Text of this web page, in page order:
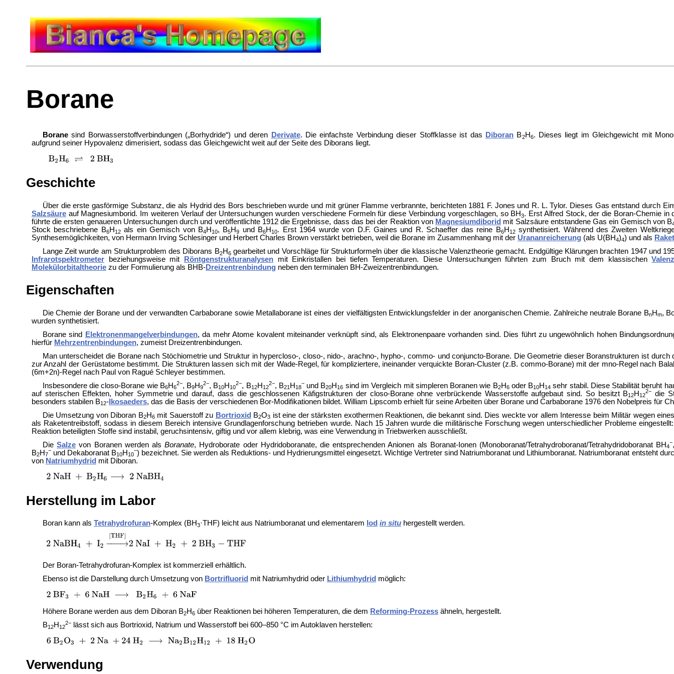
Borane
Boranesind Borwasserstoffverbindungen („Borhydride“) und deren Derivate. Die einfachste Verbindung dieser Stoffklasse ist das Diboran B2H6. Dieses liegt im Gleichgewicht mit
aufgrund seiner Hypovalenz dimerisiert, sodass das Gleichgewicht weit auf der Seite des Diborans liegt.
Geschichte
Über die erste gasförmige Substanz, die als Hydrid des Bors beschrieben wurde und mit grüner Flamme verbrannte, berichteten 1881 F. Jones und R. L. Tylor. Dieses Gas entstand durch
Salzsäureauf Magnesiumborid. Im weiteren Verlauf der Untersuchungen wurden verschiedene Formeln für diese Verbindung vorgeschlagen, so BH3. Erst Alfred Stock, der die Boran-Chemie in
führte die ersten genaueren Untersuchungen durch und veröffentlichte 1912 die Ergebnisse, dass das bei der Reaktion von Magnesiumdiborid mit Salzsäure entstandene Gas ein Gemisch von B
Stock beschriebene B6H 12als ein Gemisch von B4H 10, B5H9 und B6H 10. Erst 1964 wurde von D.F. Gaines und R. Schaeffer das reine B6H 12synthetisiert. Während des Zweiten
Synthesemöglichkeiten, von Hermann Irving Schlesinger und Herbert Charles Brown verstärkt betrieben, weil die Borane im Zusammenhang mit der Urananreicherung(als U(BH4)4) und als
Lange Zeit wurde am Strukturproblem des Diborans B2H6gearbeitet und Vorschläge für Strukturformeln über die klassische Valenztheorie gemacht. Endgültige Klärungen brachten 1947 und
Infrarotspektrometerbeziehungsweise mit Röntgenstrukturanalysenmit Einkristallen bei tiefen Temperaturen. Diese Untersuchungen führten zum Bruch mit dem klassischen
Molekülorbitaltheoriezu der Formulierung als BHB-Dreizentrenbindungneben den terminalen BH-Zweizentrenbindungen.
Eigenschaften
Die Chemie der Borane und der verwandtenCarbaborane sowie Metallaborane ist eines der vielfältigsten Entwicklungsfelder in der anorganischen Chemie. Zahlreiche neutrale Borane BnHm,
wurden synthetisiert.
Borane sind
Elektronenmangelverbindungen, da mehr Atome kovalent miteinander verknüpft sind, als Elektronenpaare vorhanden sind. Dies führt zu ungewöhnlich hohen
hierfür Mehrzentrenbindungen, zumeist Dreizentrenbindungen.
Man unterscheidet die Borane nach Stöchiometrie und Struktur in hypercloso-, closo-, nido-, arachno-, hypho-, commo- und conjuncto-Borane. Die Geometrie dieser Boranstrukturen ist
zur Anzahl der Gerüstatome bestimmt. Die Strukturen lassen sich mit der Wade-Regel, für kompliziertere, ineinander verquickte Boran-Cluster (z.B. commo-Borane) mit der mno-Regel nach
(6m+2n)-Regel nach Paul von Ragué Schleyer bestimmen.
Insbesondere die closo-Borane wie B6H6
2−, B9H9
2−, B10H 10
2−, B12H 12
2−, B21 H 18
−und B20H 16 sind im Vergleich mit simpleren Boranen wie B2H6oder B10H 14 sehr stabil. Diese Stabilität beruht
auf sterischen Effekten, hoher Symmetrie und darauf, dass die geschlossenen Käfigstrukturen der closo-Borane ohne verbrückende Wasserstoffe aufgebaut sind. So besitzt B12H 12
2− die
besonders stabilen B12-Ikosaeders, das die Basis der verschiedenen Bor-Modifikationen bildet. William Lipscomb erhielt für seine Arbeiten über Borane und Carbaborane 1976 den Nobelpreis für
Die Umsetzung von Diboran B2H6mit Sauerstoff zu Bortrioxid B2O3 ist eine der stärksten exothermen Reaktionen, die bekannt sind. Dies weckte vor allem Interesse beim Militär wegen
als Raketentreibstoff, sodass in diesem Bereich intensive Grundlagenforschung betrieben wurde. Nach 15 Jahren wurde die militärische Forschung wegen unterschiedlicher Probleme
Reaktion beteiligten Stoffe sind instabil, geruchsintensiv, giftig und vor allem klebrig, was eine Verwendung in Triebwerken ausschließt.
DieSalze von Boranen werden alsBoranate, Hydroborate oder Hydridoboranate, die entsprechenden Anionen als Boranat-Ionen (Monoboranat/Tetrahydroboranat/Tetrahydridoboranat BH4
−
B2H7
−und Dekaboranat B10H 10
−) bezeichnet. Sie werden als Reduktions- und Hydrierungsmittel eingesetzt. Wichtige Vertreter sind Natriumboranat und Lithiumboranat. Natriumboranat entsteht
von Natriumhydrid mit Diboran.
Herstellung im Labor
Boran kann als Tetrahydrofuran-Komplex (BH3·THF) leicht aus Natriumboranat und elementarem Iod in situhergestellt werden.
Der Boran-Tetrahydrofuran-Komplex ist kommerziell erhältlich.
Ebenso ist die Darstellung durch Umsetzung von Bortrifluorid mit Natriumhydrid oder Lithiumhydrid möglich:
Höhere Borane werden aus dem Diboran B2H6über Reaktionen bei höheren Temperaturen, die dem Reforming-Prozessähneln, hergestellt.
B12H 12
2−lässt sich aus Bortrioxid, Natrium und Wasserstoff bei 600–850 °C im Autoklaven herstellen:
Verwendung